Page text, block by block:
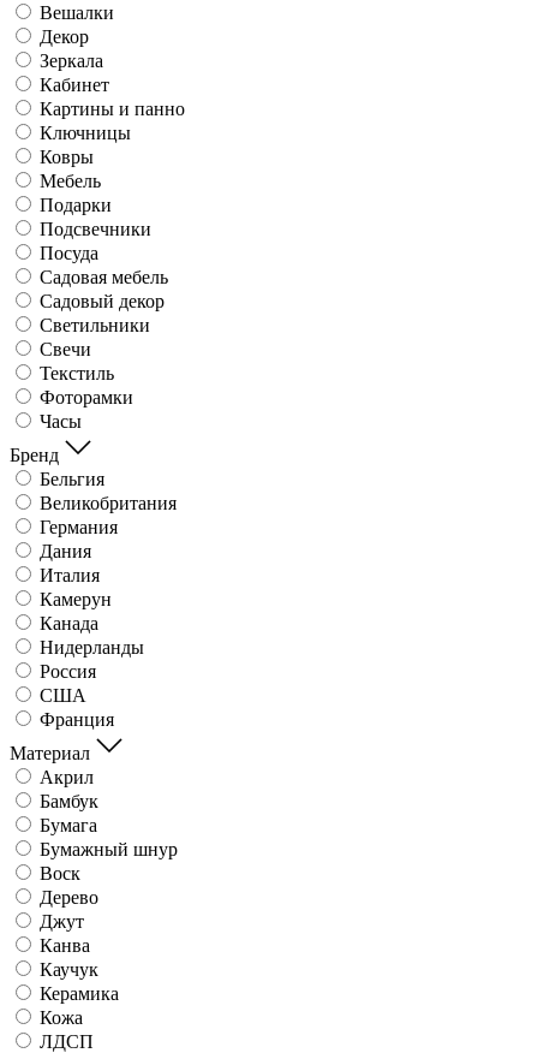
Вешалки
Декор
Зеркала
Кабинет
Картины и панно
Ключницы
Ковры
Мебель
Подарки
Подсвечники
Посуда
Садовая мебель
Садовый декор
Светильники
Свечи
Текстиль
Фоторамки
Часы
Бренд
Бельгия
Великобритания
Германия
Дания
Италия
Камерун
Канада
Нидерланды
Россия
США
Франция
Материал
Акрил
Бамбук
Бумага
Бумажный шнур
Воск
Дерево
Джут
Канва
Каучук
Керамика
Кожа
ЛДСП